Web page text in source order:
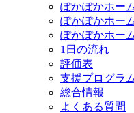
ぽかぽかホー
ぽかぽかホー
ぽかぽかホー
1日の流れ
評価表
支援プログラ
総合情報
よくある質問